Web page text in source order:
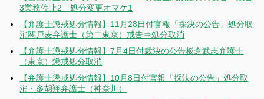
3業務停止2 処分変更オマケ1
【弁護士懲戒処分情報】11月28日付官報「採決の公告」処分取
消関戸麦弁護士（第二東京）戒告⇒処分取消
【弁護士懲戒処分情報】7月4日付裁決の公告板倉武志弁護士
（東京）懲戒処分取消
【弁護士懲戒処分情報】10月8日付官報「採決の公告」処分取
消・多胡翔弁護士（神奈川）